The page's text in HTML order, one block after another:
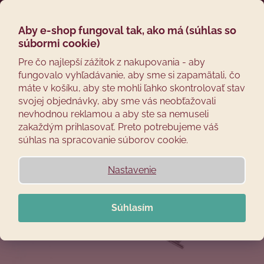
Aby e-shop fungoval tak, ako má (súhlas so
súbormi cookie)
Pre čo najlepší zážitok z nakupovania - aby
fungovalo vyhľadávanie, aby sme si zapamätali, čo
máte v košíku, aby ste mohli ľahko skontrolovať stav
svojej objednávky, aby sme vás neobťažovali
nevhodnou reklamou a aby ste sa nemuseli
zakaždým prihlasovať. Preto potrebujeme váš
súhlas na spracovanie súborov cookie.
Nastavenie
Súhlasím
Prejsť
obsah
košík
Späť
Č
o
p
o
e
u
e